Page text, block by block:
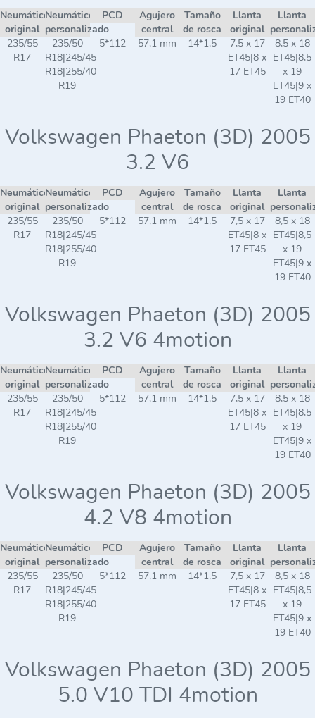
Neumático
original
Neumático
personalizado
PCD
Agujero
central
Tamaño
de rosca
Llanta
original
Llanta
235/55
R17
235/50
R18|245/45
R18|255/40
R19
5*112 57,1 mm 14*1,5
7,5 x 17
ET45|8 x
17 ET45
8,5 x 18
ET45|8,5
x 19
ET45|9 x
19 ET40
Volkswagen Phaeton (3D) 2005
3.2 V6
Neumático
original
Neumático
personalizado
PCD
Agujero
central
Tamaño
de rosca
Llanta
original
Llanta
235/55
R17
235/50
R18|245/45
R18|255/40
R19
5*112 57,1 mm 14*1,5
7,5 x 17
ET45|8 x
17 ET45
8,5 x 18
ET45|8,5
x 19
ET45|9 x
19 ET40
Volkswagen Phaeton (3D) 2005
3.2 V6 4motion
Neumático
original
Neumático
personalizado
PCD
Agujero
central
Tamaño
de rosca
Llanta
original
Llanta
235/55
R17
235/50
R18|245/45
R18|255/40
R19
5*112 57,1 mm 14*1,5
7,5 x 17
ET45|8 x
17 ET45
8,5 x 18
ET45|8,5
x 19
ET45|9 x
19 ET40
Volkswagen Phaeton (3D) 2005
4.2 V8 4motion
Neumático
original
Neumático
personalizado
PCD
Agujero
central
Tamaño
de rosca
Llanta
original
Llanta
235/55
R17
235/50
R18|245/45
R18|255/40
R19
5*112 57,1 mm 14*1,5
7,5 x 17
ET45|8 x
17 ET45
8,5 x 18
ET45|8,5
x 19
ET45|9 x
19 ET40
Volkswagen Phaeton (3D) 2005
5.0 V10 TDI 4motion